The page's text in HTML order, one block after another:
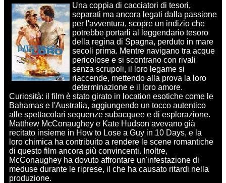
Una coppia di cacciatori di tesori,
separati ma ancora legati dalla passione
per l'avventura, scopre un indizio che
potrebbe portarli al leggendario tesoro
della regina di Spagna, perduto in mare
secoli prima. Mentre navigano tra acque
pericolose e si scontrano con rivali
senza scrupoli, il loro legame si
riaccende, mettendo alla prova la loro
determinazione e il loro amore.
Curiosità: il film è stato girato in location esotiche come le
Bahamas e l'Australia, aggiungendo un tocco autentico
alle spettacolari sequenze subacquee e di esplorazione.
Matthew McConaughey e Kate Hudson avevano già
recitato insieme in How to Lose a Guy in 10 Days, e la
loro chimica ha contribuito a rendere le scene romantiche
di questo film ancora più convincenti. Inoltre,
McConaughey ha dovuto affrontare un'infestazione di
meduse durante le riprese, il che ha causato ritardi nella
produzione.